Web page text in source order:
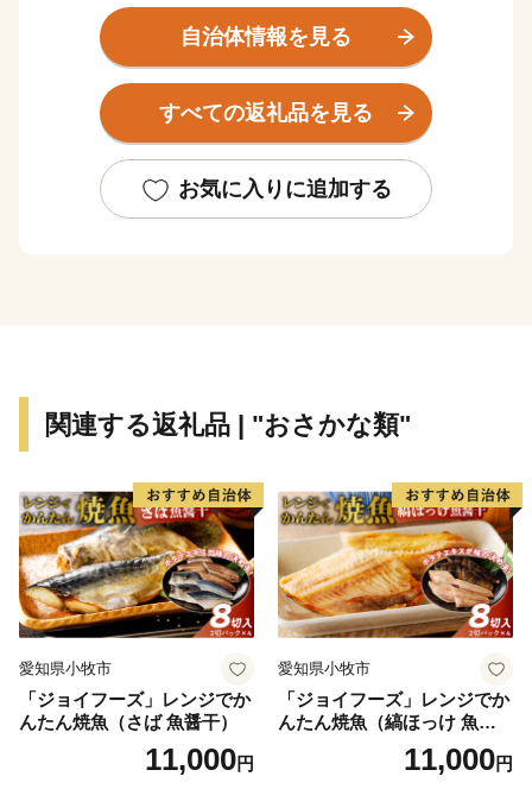
豊かな自然環境は野鳥の宝庫としても知られ、日本で観
察できる半数を超える約330種の野鳥が観測でき、風蓮
湖、春国岱、長節湖などには毎年全国各地から多くの方
がバードウォッチングに訪れています。
体験など、都会にはない自然を相手にする北海道ならで
はのアクティビティも人気を呼んでいます。
すこしづつまちの活性化を目指し歩みを進めてまいりま
自治体情報を見る
すべての返礼品を見る
お気に入りに追加する
関連する返礼品 | "おさかな類"
愛知県小牧市
「ジョイフーズ」レンジでか
んたん焼魚（さば 魚醤干）
11,000円
愛知県小牧市
「ジョイフーズ」レンジでか
んたん焼魚（縞ほっけ 魚醤
11,000円